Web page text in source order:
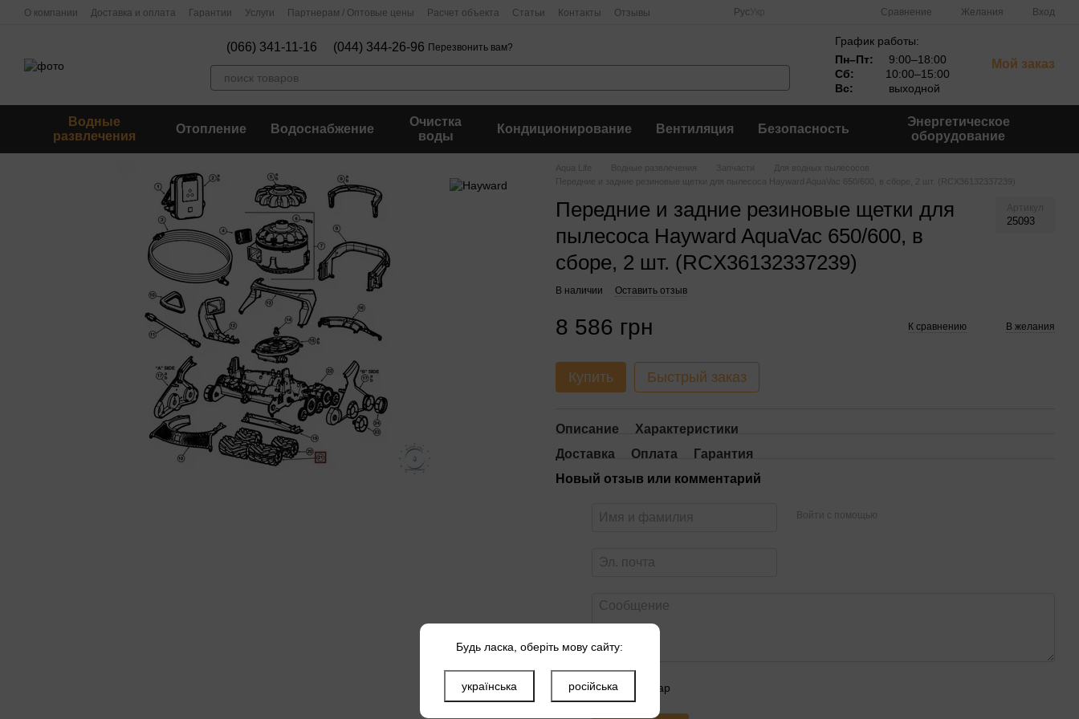
Перейти к основному контенту
О компании Доставка и оплата Гарантии Услуги Партнерам / Оптовые цены Расчет объекта Статьи Контакты Отзывы Рус Сравнение Желания Вход
(066) 341-11-16 (044) 344-26-96 Перезвонить вам?
График работы:
Пн–Пт:
9:00–18:00
Сб:
10:00–15:00
Вс:
выходной
Мой заказ
Водные
развлечения
Отопление Водоснабжение
Очистка
воды
Кондиционирование Вентиляция Безопасность
Энергетическое
оборудование
Aqua Life Водные развлечения Запчасти
Для водных пылесосов
Передние и задние резиновые щетки для пылесоса Hayward AquaVac 650/600, в сборе, 2 шт. (RCX36132337239)
Передние и задние резиновые щетки для
пылесоса Hayward AquaVac 650/600, в
сборе, 2 шт. (RCX36132337239)
25093
В наличии Оставить отзыв
8 586 грн К сравнению В желания
Купить Быстрый заказ
Описание
Характеристики
Доставка
Оплата
Гарантия
Новый отзыв или комментарий
Войти с помощью
Оцените товар
Будь ласка, оберіть мову сайту:
українська російська